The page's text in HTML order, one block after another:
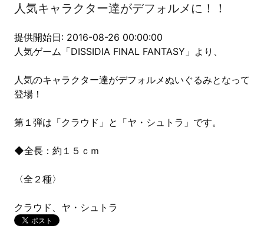
人気キャラクター達がデフォルメに！！
提供開始日: 2016-08-26 00:00:00
人気ゲーム「DISSIDIA FINAL FANTASY」より、
人気のキャラクター達がデフォルメぬいぐるみとなって
登場！
第１弾は「クラウド」と「ヤ・シュトラ」です。
◆全長：約１５ｃｍ
〈全２種〉
クラウド、ヤ・シュトラ